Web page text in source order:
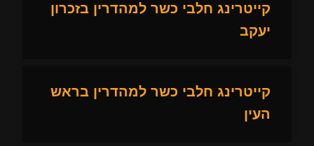
קייטרינג חלבי כשר למהדרין בזכרון
יעקב
קייטרינג חלבי כשר למהדרין בראש
העין